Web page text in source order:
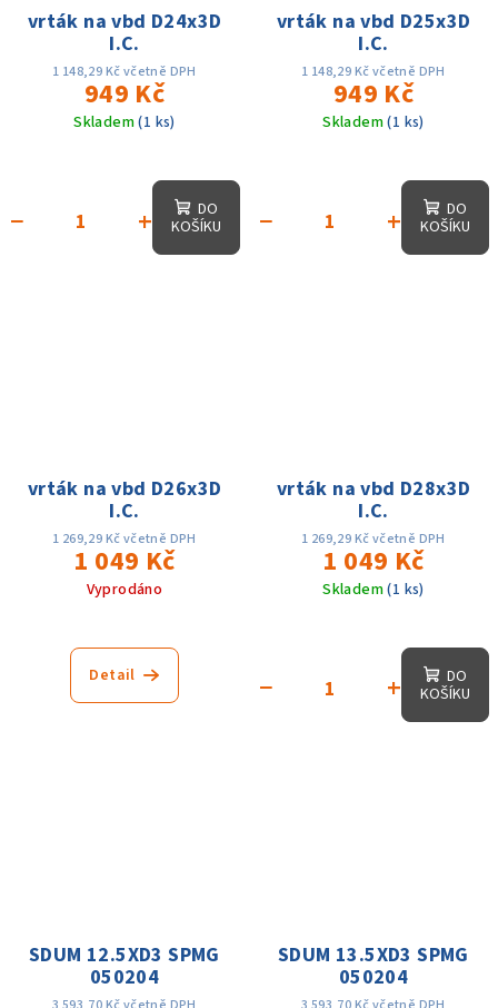
vrták na vbd D24x3D
I.C.
1 148,29 Kč včetně DPH
949 Kč
Skladem(1 ks)
+
−
DO
KOŠÍKU
vrták na vbd D25x3D
I.C.
1 148,29 Kč včetně DPH
949 Kč
Skladem(1 ks)
+
−
DO
KOŠÍKU
vrták na vbd D26x3D
I.C.
1 269,29 Kč včetně DPH
1 049 Kč
Vyprodáno
Detail
vrták na vbd D28x3D
I.C.
1 269,29 Kč včetně DPH
1 049 Kč
Skladem(1 ks)
+
−
DO
KOŠÍKU
SDUM 12.5XD3 SPMG
050204
SDUM 13.5XD3 SPMG
050204